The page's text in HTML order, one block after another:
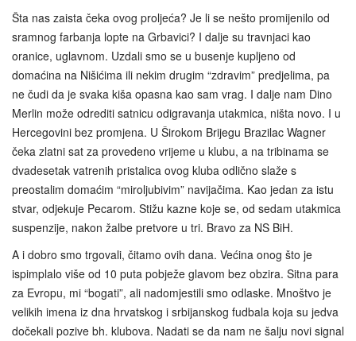
Šta nas zaista čeka ovog proljeća? Je li se nešto promijenilo od
sramnog farbanja lopte na Grbavici? I dalje su travnjaci kao
oranice, uglavnom. Uzdali smo se u busenje kupljeno od
domaćina na Nišićima ili nekim drugim “zdravim” predjelima, pa
ne čudi da je svaka kiša opasna kao sam vrag. I dalje nam Dino
Merlin može odrediti satnicu odigravanja utakmica, ništa novo. I u
Hercegovini bez promjena. U Širokom Brijegu Brazilac Wagner
čeka zlatni sat za provedeno vrijeme u klubu, a na tribinama se
dvadesetak vatrenih pristalica ovog kluba odlično slaže s
preostalim domaćim “miroljubivim” navijačima. Kao jedan za istu
stvar, odjekuje Pecarom. Stižu kazne koje se, od sedam utakmica
suspenzije, nakon žalbe pretvore u tri. Bravo za NS BiH.
A i dobro smo trgovali, čitamo ovih dana. Većina onog što je
ispimplalo više od 10 puta pobježe glavom bez obzira. Sitna para
za Evropu, mi “bogati”, ali nadomjestili smo odlaske. Mnoštvo je
velikih imena iz dna hrvatskog i srbijanskog fudbala koja su jedva
dočekali pozive bh. klubova. Nadati se da nam ne šalju novi signal